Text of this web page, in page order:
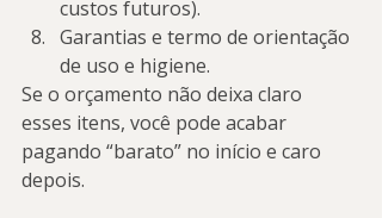
custos futuros).
Garantias e termo de orientação
de uso e higiene.
Se o orçamento não deixa claro
esses itens, você pode acabar
pagando “barato” no início e caro
depois.